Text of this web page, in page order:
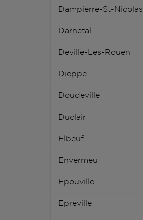
Dampierre-St-Nicolas
Darnetal
Deville-Les-Rouen
Dieppe
Doudeville
Duclair
Elbeuf
Envermeu
Epouville
Epreville